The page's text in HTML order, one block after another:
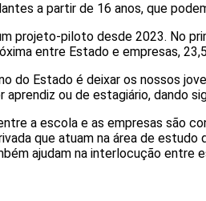
a partir de 16 anos, que
projeto-piloto desde 2023. No
entre Estado e empresas,
do Estado é deixar os nossos
ou de estagiário, dando
a escola e as empresas são
que atuam na área de
ajudam na interlocução entre